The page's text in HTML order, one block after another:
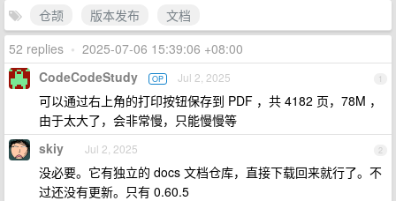
仓颉
版本发布
文档
52 replies • 2025-07-06 15:39:06 +08:00
1
CodeCodeStudy OP Jul 2, 2025
可以通过右上角的打印按钮保存到 PDF ，共 4182 页，78M ，
由于太大了，会非常慢，只能慢慢等
2
skiy Jul 2, 2025
没必要。它有独立的 docs 文档仓库，直接下载回来就行了。不
过还没有更新。只有 0.60.5